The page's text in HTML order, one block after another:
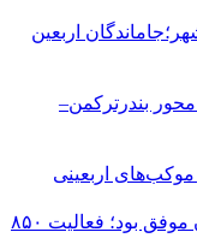
اربعین
بندرترکمن–
موکب‌های اربعینی
مدیریت تأمین شیرخشک در مازندران موفق بود؛ فعالیت ۸۵۰